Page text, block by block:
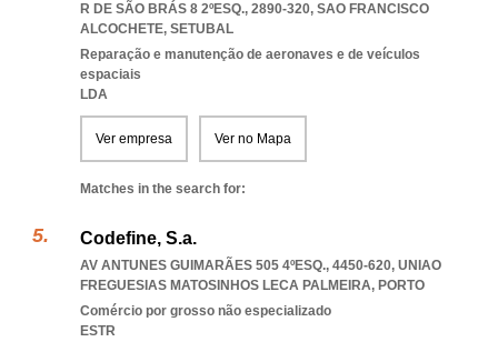
R DE SÃO BRÁS 8 2ºESQ., 2890-320, SAO FRANCISCO
ALCOCHETE, SETUBAL
Reparação e manutenção de aeronaves e de veículos
espaciais
LDA
Ver empresa Ver no Mapa
Matches in the search for:
Codefine, S.a.
AV ANTUNES GUIMARÃES 505 4ºESQ., 4450-620, UNIAO
FREGUESIAS MATOSINHOS LECA PALMEIRA, PORTO
Comércio por grosso não especializado
ESTR